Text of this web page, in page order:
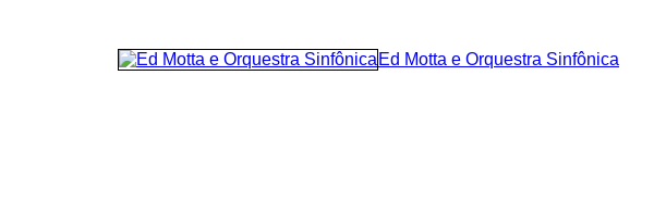
Ed Motta e Orquestra Sinfônica